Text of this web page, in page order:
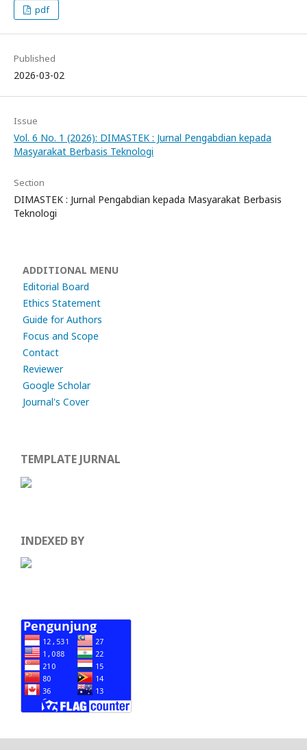
pdf
Published
2026-03-02
Issue
Vol. 6 No. 1 (2026): DIMASTEK : Jurnal Pengabdian kepada
Masyarakat Berbasis Teknologi
Section
DIMASTEK : Jurnal Pengabdian kepada Masyarakat Berbasis
Teknologi
ADDITIONAL MENU
Editorial Board
Ethics Statement
Guide for Authors
Focus and Scope
Contact
Reviewer
Google Scholar
Journal's Cover
TEMPLATE JURNAL
INDEXED BY